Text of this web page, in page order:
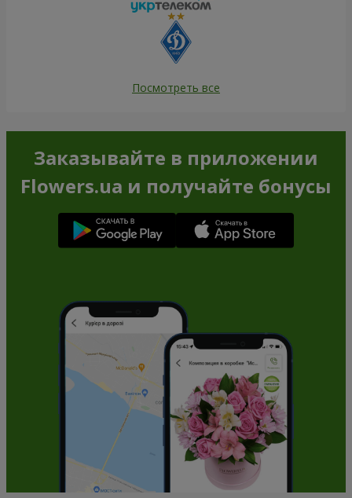
Посмотреть все
Заказывайте в приложении
Flowers.ua и получайте бонусы